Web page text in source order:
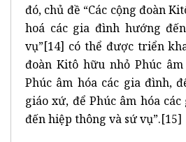
đó, chủ đề “Các cộng đoàn
hoá các gia đình hướng
vụ”[14] có thể được triển
đoàn Kitô hữu nhỏ Phúc
Phúc âm hóa các gia đình,
giáo xứ, để Phúc âm hóa
đến hiệp thông và sứ vụ”.[15]